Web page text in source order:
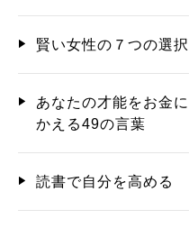
賢い女性の７つの選択
あなたの才能をお金に
かえる49の言葉
読書で自分を高める